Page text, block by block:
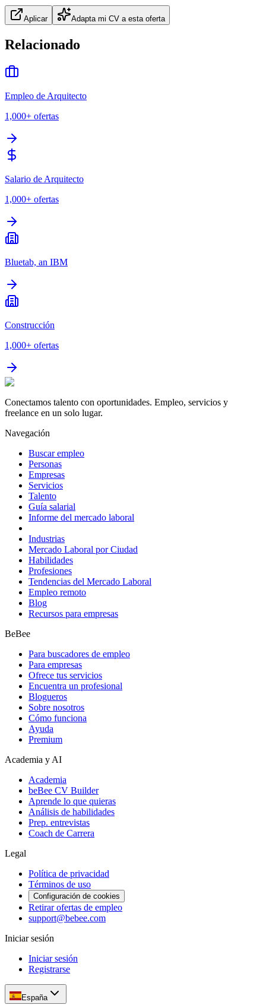
Aplicar Adapta mi CV a esta oferta
Relacionado
Empleo de Arquitecto
1,000+ ofertas
Salario de Arquitecto
1,000+ ofertas
Bluetab, an IBM
Construcción
1,000+ ofertas
Conectamos talento con oportunidades. Empleo, servicios y
freelance en un solo lugar.
Navegación
Buscar empleo
Personas
Empresas
Servicios
Talento
Guía salarial
Informe del mercado laboral
Industrias
Mercado Laboral por Ciudad
Habilidades
Profesiones
Tendencias del Mercado Laboral
Empleo remoto
Blog
Recursos para empresas
BeBee
Para buscadores de empleo
Para empresas
Ofrece tus servicios
Encuentra un profesional
Blogueros
Sobre nosotros
Cómo funciona
Ayuda
Premium
Academia y AI
Academia
beBee CV Builder
Aprende lo que quieras
Análisis de habilidades
Prep. entrevistas
Coach de Carrera
Legal
Política de privacidad
Términos de uso
Configuración de cookies
Retirar ofertas de empleo
support@bebee.com
Iniciar sesión
Iniciar sesión
Registrarse
España